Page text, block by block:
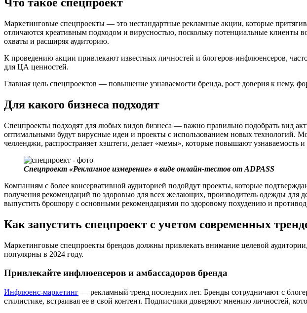
Маркетинговые спецпроекты — это нестандартные рекламные акции, которые
отличаются креативным подходом и вирусностью, поскольку потенциальные клиенты
охваты и расширяя аудиторию.
К проведению акции привлекают известных личностей и блогеров-инфлюенсеров,
для ЦА ценностей.
Главная цель спецпроектов — повышение узнаваемости бренда, рост доверия к нему,
Для какого бизнеса подходят
Спецпроекты подходят для любых видов бизнеса — важно правильно подобрать вид
оптимальными будут вирусные идеи и проекты с использованием новых технологий.
челленджи, распространяет хэштеги, делает «мемы», которые повышают узнаваемость
Спецпроект «Рекламное измерение» в виде онлайн-тестов от ADPASS
Компаниям с более консервативной аудиторией подойдут проекты, которые
получения рекомендаций по здоровью для всех желающих, производитель одежды для
выпустить брошюру с основными рекомендациями по здоровому похудению и
Как запустить спецпроект с учетом современных
Маркетинговые спецпроекты брендов должны привлекать внимание целевой
популярны в 2024 году.
Привлекайте инфлюенсеров и амбассадоров бренда
Инфлюенс-маркетинг — рекламный тренд последних лет. Бренды сотрудничают с
стилистике, встраивая ее в свой контент. Подписчики доверяют мнению личностей,